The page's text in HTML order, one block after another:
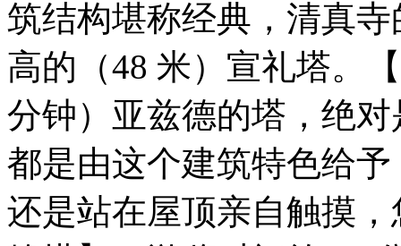
筑结构堪称经典，清真
高的（48 米）宣礼塔。
分钟）亚兹德的塔，绝
都是由这个建筑特⾊给
还是站在屋顶亲⾃触摸